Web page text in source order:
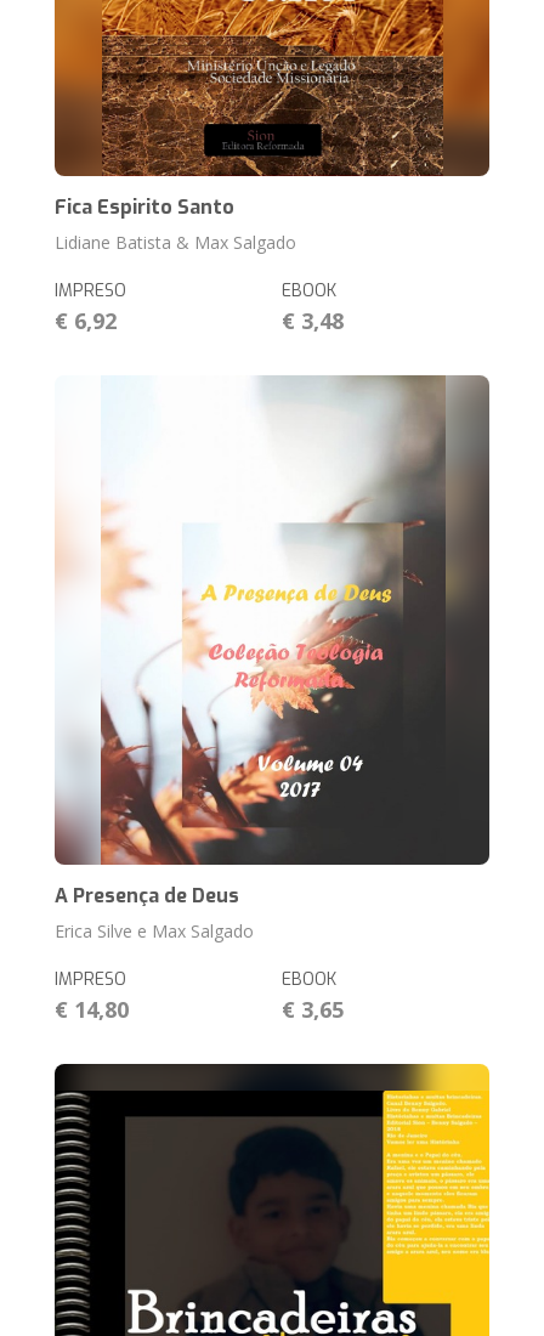
Fica Espirito Santo
Lidiane Batista & Max Salgado
IMPRESO
€ 6,92
EBOOK
€ 3,48
A Presença de Deus
Erica Silve e Max Salgado
IMPRESO
€ 14,80
EBOOK
€ 3,65